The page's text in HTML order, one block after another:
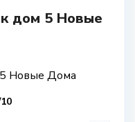
дом 5 Новые
Новые Дома